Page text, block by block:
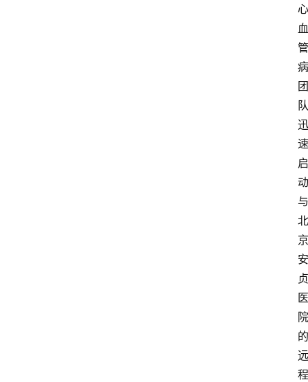
心
血
管
病
团
队
迅
速
启
动
与
北
京
安
贞
医
院
的
远
程